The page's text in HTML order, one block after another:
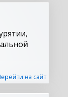
на сайт